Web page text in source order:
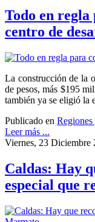
Todo en regla
centro de
La construcción de la
de pesos, más $195
también ya se eligió la
Publicado en
Leer más ...
Viernes, 23 Diciembre
Caldas: Hay
especial que